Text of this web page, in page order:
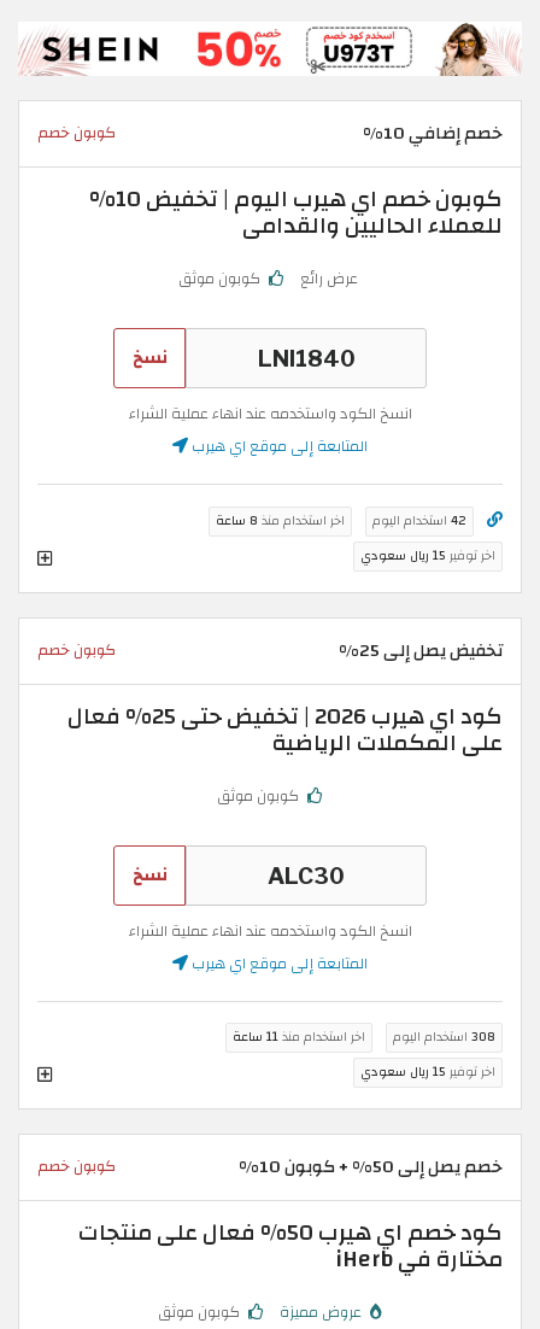
خصم إضافي 10% كوبون خصم
كوبون خصم اي هيرب اليوم | تخفيض 10%
للعملاء الحاليين والقدامى
عرض رائع كوبون موثق
نسخ
انسخ الكود واستخدمه عند انهاء عملية الشراء
المتابعة إلى موقع اي هيرب
42 استخدام اليوم اخر استخدام منذ 8 ساعة
اخر توفير 15 ريال سعودي
تخفيض يصل إلى 25% كوبون خصم
كود اي هيرب 2026 | تخفيض حتى 25% فعال
على المكملات الرياضية
كوبون موثق
نسخ
انسخ الكود واستخدمه عند انهاء عملية الشراء
المتابعة إلى موقع اي هيرب
308 استخدام اليوم اخر استخدام منذ11 ساعة
اخر توفير 15 ريال سعودي
خصم يصل إلى 50% + كوبون 10% كوبون خصم
كود خصم اي هيرب 50% فعال على منتجات
مختارة في iHerb
عروض مميزة كوبون موثق